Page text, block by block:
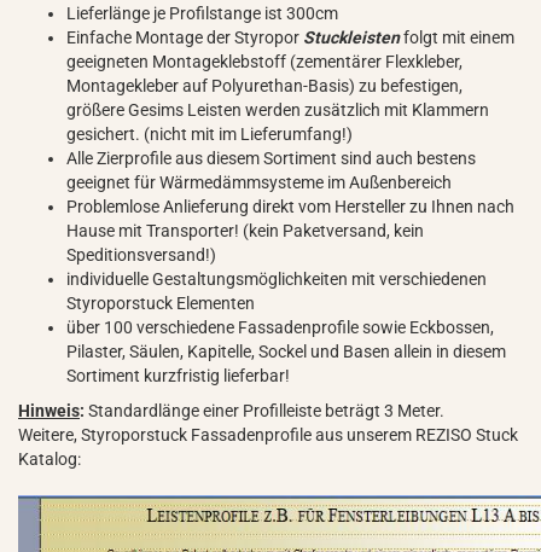
Lieferlänge je Profilstange ist 300cm
Einfache Montage der Styropor Stuckleistenfolgt mit einem
geeigneten Montageklebstoff (zementärer Flexkleber,
Montagekleber auf Polyurethan-Basis) zu befestigen,
größere Gesims Leisten werden zusätzlich mit Klammern
gesichert. (nicht mit im Lieferumfang!)
Alle Zierprofile aus diesem Sortiment sind auch bestens
geeignet für Wärmedämmsysteme im Außenbereich
Problemlose Anlieferung direkt vom Hersteller zu Ihnen nach
Hause mit Transporter! (kein Paketversand, kein
Speditionsversand!)
individuelle Gestaltungsmöglichkeiten mit verschiedenen
Styroporstuck Elementen
über 100 verschiedene Fassadenprofile sowie Eckbossen,
Pilaster, Säulen, Kapitelle, Sockel und Basen allein in diesem
Sortiment kurzfristig lieferbar!
Hinweis: Standardlänge einer Profilleiste beträgt 3 Meter.
Weitere, Styroporstuck Fassadenprofile aus unserem REZISO Stuck
Katalog: